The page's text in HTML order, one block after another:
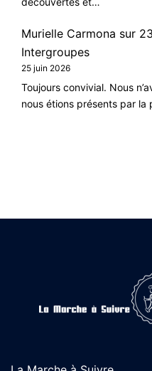
Murielle Carmona sur
Intergroupes
25 juin 2026
Toujours convivial. Nous
nous étions présents par la